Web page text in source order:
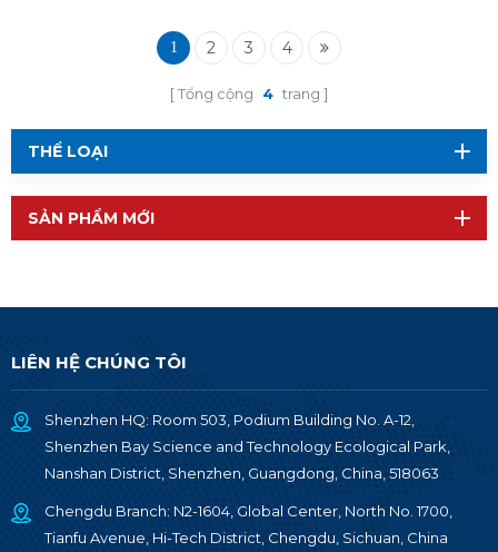
1 2 3 4
Tổng cộng 4 trang
THỂ LOẠI
SẢN PHẨM MỚI
LIÊN HỆ CHÚNG TÔI
Shenzhen HQ: Room 503, Podium Building No. A-12,
Shenzhen Bay Science and Technology Ecological Park,
Nanshan District, Shenzhen, Guangdong, China, 518063
Chengdu Branch: N2-1604, Global Center, North No. 1700,
Tianfu Avenue, Hi-Tech District, Chengdu, Sichuan, China